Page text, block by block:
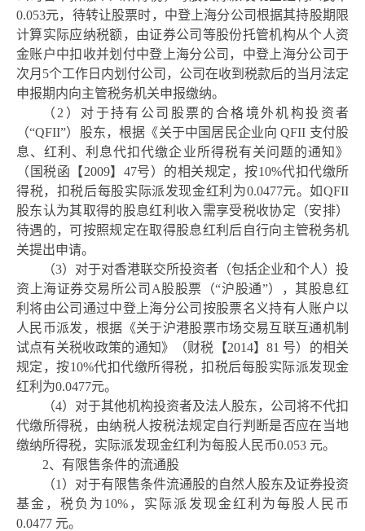
0.053元，待转让股票时，中登上海分公司根据其持股期限
计算实际应纳税额，由证券公司等股份托管机构从个人资
金账户中扣收并划付中登上海分公司，中登上海分公司于
次月5个工作日内划付公司，公司在收到税款后的当月法定
申报期内向主管税务机关申报缴纳。
（ 2）对于持有公司股票的合格境外机构投资者
（“QFII”）股东，根据《关于中国居民企业向 QFII 支付股
息、红利、利息代扣代缴企业所得税有关问题的通知》
（国税函【2009】47号）的相关规定，按10%代扣代缴所
得税，扣税后每股实际派发现金红利为0.0477元。如QFII
股东认为其取得的股息红利收入需享受税收协定（安排）
待遇的，可按照规定在取得股息红利后自行向主管税务机
关提出申请。
（3）对于对香港联交所投资者（包括企业和个人）投
资上海证券交易所公司 A股股票（“沪股通”），其股息红
利将由公司通过中登上海分公司按股票名义持有人账户以
人民币派发，根据《关于沪港股票市场交易互联互通机制
试点有关税收政策的通知》（财税【2014】81 号）的相关
规定，按10%代扣代缴所得税，扣税后每股实际派发现金
红利为0.0477元。
（4）对于其他机构投资者及法人股东，公司将不代扣
代缴所得税，由纳税人按税法规定自行判断是否应在当地
缴纳所得税，实际派发现金红利为每股人民币0.053 元。
2、有限售条件的流通股
（1）对于有限售条件流通股的自然人股东及证券投资
基金，税负为10%，实际派发现金红利为每股人民币
0.0477 元。